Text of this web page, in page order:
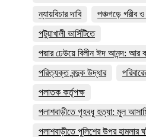
ন্যায়বিচার দাবি
পঞ্চগড়ে গরীব
পটুয়াখালী ভার্সিটিতে
পদ্মার ঢেউয়ে বিলীন ঈদ আনন্দ: আর
পরিত্যক্ত বন্দুক উদ্ধার
পলাতক কর্তৃপক্ষ
পলাশবাড়ীতে গৃহবধূ হত্যা: মূল
পলাশবাড়ীতে পুলিশের উপর হামলার